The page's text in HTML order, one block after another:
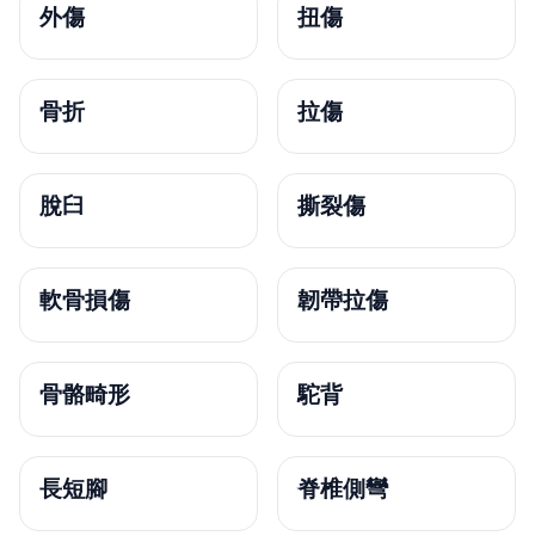
外傷 扭傷
骨折 拉傷
脫臼 撕裂傷
軟骨損傷 韌帶拉傷
骨骼畸形 駝背
長短腳 脊椎側彎